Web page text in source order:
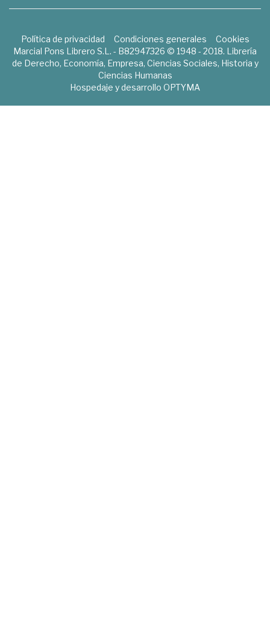
Política de privacidad Condiciones generales
Cookies
Marcial Pons Librero S.L. - B82947326 © 1948 - 2018. Librería
de Derecho, Economía, Empresa, Ciencias Sociales, Historia y
Ciencias Humanas
Hospedaje y desarrollo OPTYMA